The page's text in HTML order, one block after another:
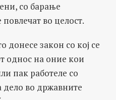
со барање
во целост.
донесе закон со кој се
однос на оние кои
пак работеле со
дело во државните